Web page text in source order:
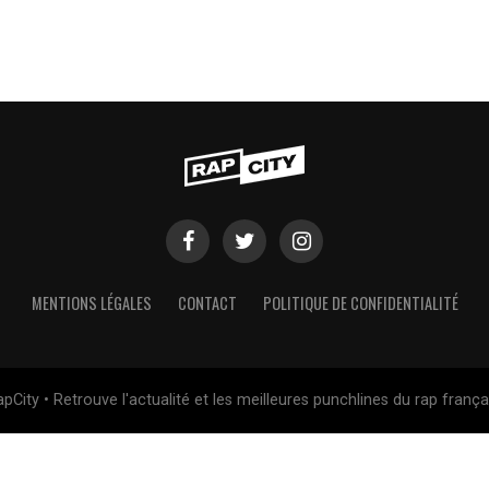
MENTIONS LÉGALES CONTACT POLITIQUE DE CONFIDENTIALITÉ
• Retrouve l'actualité et les meilleures punchlines du rap